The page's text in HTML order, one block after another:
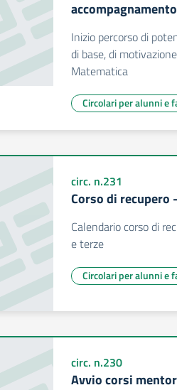
Inizio percorso di
di base, di
Matematica
Circolari per alunni e
circ. n.231
Corso di recupero
Calendario corso di
e terze
Circolari per alunni e
circ. n.230
Avvio corsi